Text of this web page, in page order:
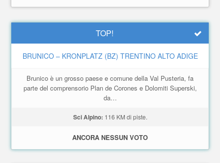
TOP!
BRUNICO – KRONPLATZ (BZ) TRENTINO ALTO ADIGE
Brunico è un grosso paese e comune della Val Pusteria, fa
parte del comprensorio Plan de Corones e Dolomiti Superski,
da…
Sci Alpino: 116 KM di piste.
ANCORA NESSUN VOTO